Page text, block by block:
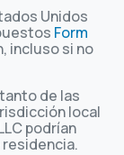
Unidos
Form
incluso si no
de las
local
podrían